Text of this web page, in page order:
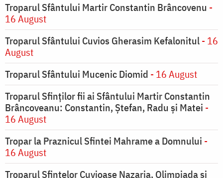
Troparul Sfântului Martir Constantin Brâncovenu -
16 August
Troparul Sfântului Cuvios Gherasim Kefalonitul- 16
August
Troparul Sfântului Mucenic Diomid - 16 August
Troparul Sfinților fii ai Sfântului Martir Constantin
Brâncoveanu: Constantin, Ștefan, Radu și Matei -
16 August
Tropar la Praznicul Sfintei Mahrame a Domnului -
16 August
Troparul Sfintelor Cuvioase Nazaria, Olimpiada și